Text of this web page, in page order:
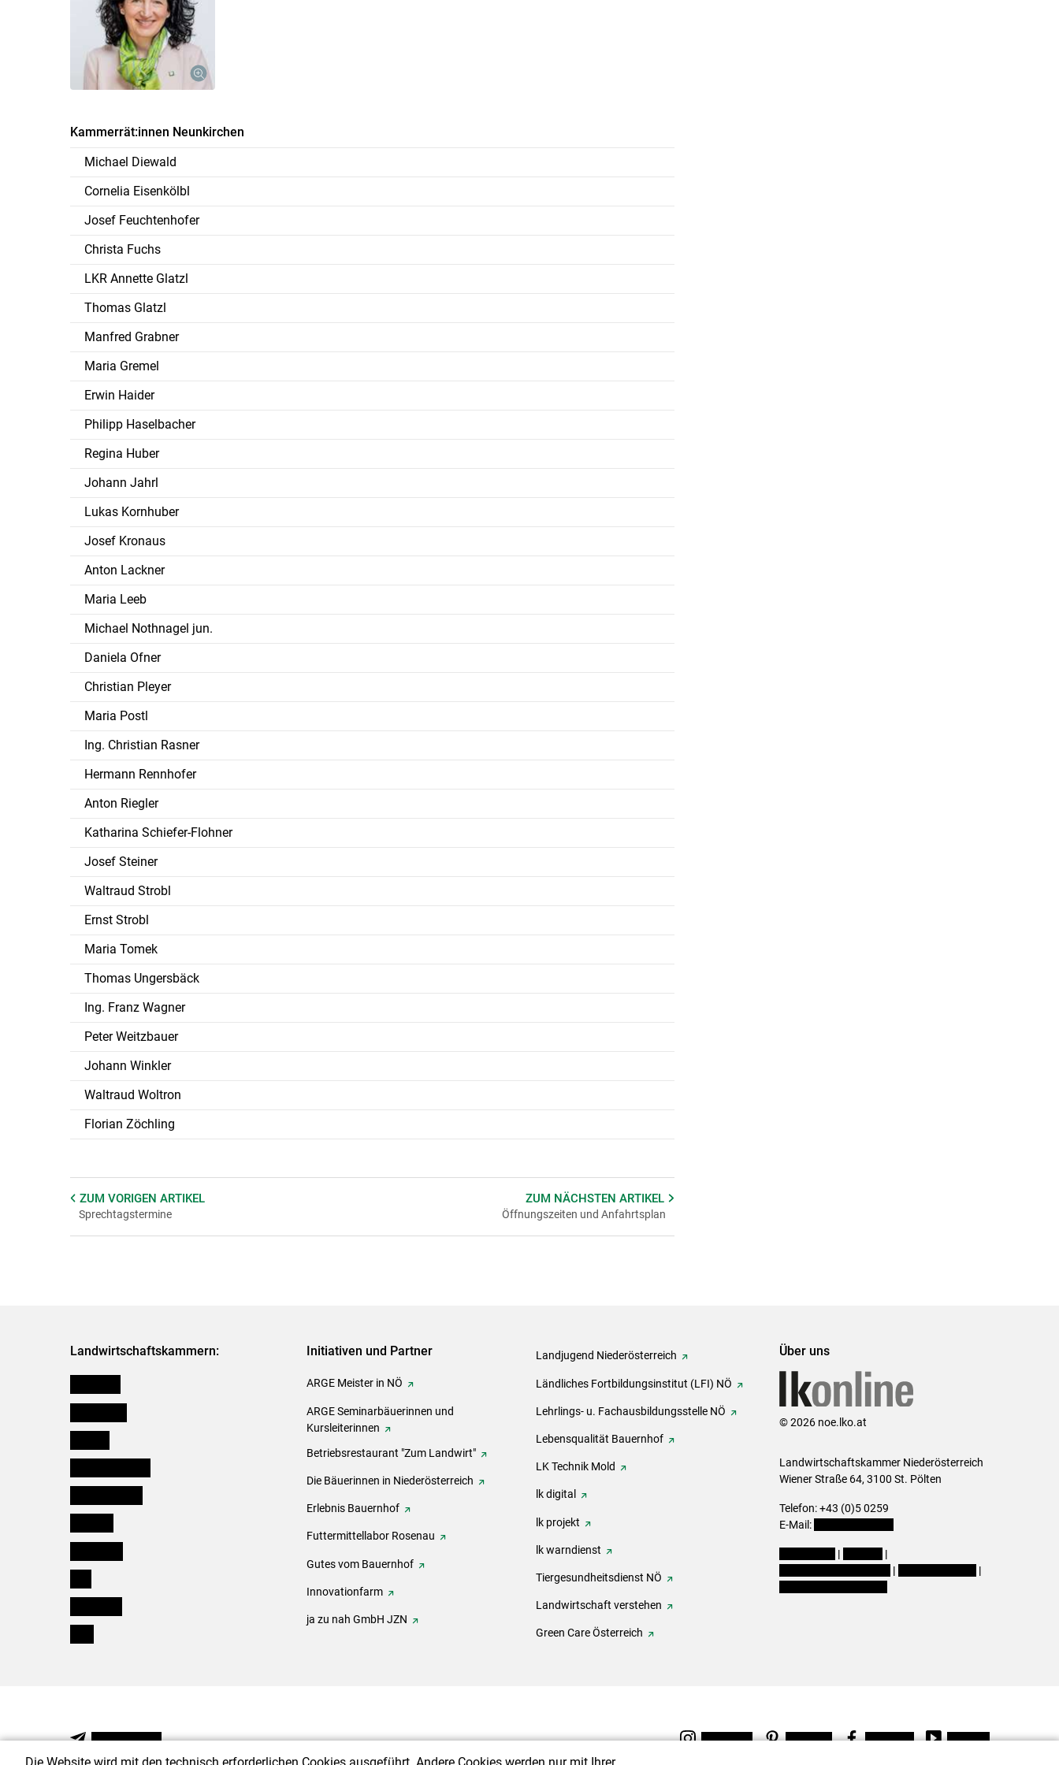
Kammerrät:innen Neunkirchen
Michael Diewald
Cornelia Eisenkölbl
Josef Feuchtenhofer
Christa Fuchs
LKR Annette Glatzl
Thomas Glatzl
Manfred Grabner
Maria Gremel
Erwin Haider
Philipp Haselbacher
Regina Huber
Johann Jahrl
Lukas Kornhuber
Josef Kronaus
Anton Lackner
Maria Leeb
Michael Nothnagel jun.
Daniela Ofner
Christian Pleyer
Maria Postl
Ing. Christian Rasner
Hermann Rennhofer
Anton Riegler
Katharina Schiefer-Flohner
Josef Steiner
Waltraud Strobl
Ernst Strobl
Maria Tomek
Thomas Ungersbäck
Ing. Franz Wagner
Peter Weitzbauer
Johann Winkler
Waltraud Woltron
Florian Zöchling
ZUM VORIGEN ARTIKEL
Sprechtagstermine
ZUM NÄCHSTENARTIKEL
Öffnungszeiten und Anfahrtsplan
Landwirtschaftskammern: Initiativen und Partner
ARGE Meister in NÖ
ARGE Seminarbäuerinnen und
Kursleiterinnen
Betriebsrestaurant "Zum Landwirt"
Die Bäuerinnen in Niederösterreich
Erlebnis Bauernhof
Futtermittellabor Rosenau
Gutes vom Bauernhof
Innovationfarm
ja zu nah GmbH JZN
Landjugend Niederösterreich
Ländliches Fortbildungsinstitut (LFI) NÖ
Lehrlings- u. Fachausbildungsstelle NÖ
Lebensqualität Bauernhof
LK Technik Mold
lk digital
lk projekt
lk warndienst
Tiergesundheitsdienst NÖ
Landwirtschaft verstehen
Green Care Österreich
Über uns
© 2026 noe.lko.at
Landwirtschaftskammer Niederösterreich
Wiener Straße 64, 3100 St. Pölten
Telefon: +43 (0)5 0259
E-Mail:
|
|
|
|
NEWSLETTER Instagram Pinterest Facebook Youtube